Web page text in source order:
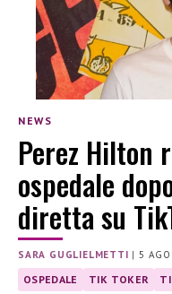
NEWS
Perez Hilton
ospedale
diretta su
SARA GUGLIELMETTI | 5
OSPEDALE TIK TOKER